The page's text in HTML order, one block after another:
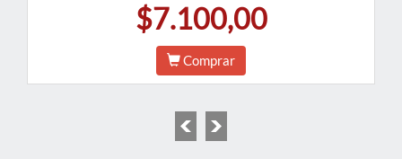
$7.100,00
Comprar